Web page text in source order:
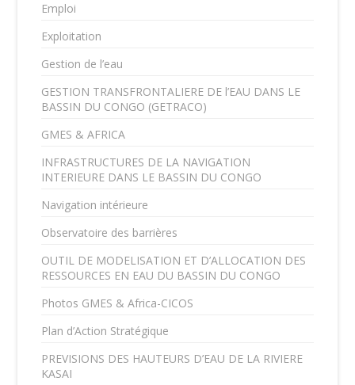
Emploi
Exploitation
Gestion de l’eau
GESTION TRANSFRONTALIERE DE l’EAU DANS LE
BASSIN DU CONGO (GETRACO)
GMES & AFRICA
INFRASTRUCTURES DE LA NAVIGATION
INTERIEURE DANS LE BASSIN DU CONGO
Navigation intérieure
Observatoire des barrières
OUTIL DE MODELISATION ET D’ALLOCATION DES
RESSOURCES EN EAU DU BASSIN DU CONGO
Photos GMES & Africa-CICOS
Plan d’Action Stratégique
PREVISIONS DES HAUTEURS D’EAU DE LA RIVIERE
KASAI